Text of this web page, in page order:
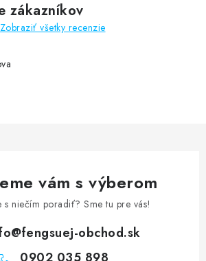
zákazníkov
Zobraziť všetky recenzie
vám s výberom
s niečím poradiť? Sme tu pre vás!
@fengsuej-obchod.sk
0902 035 898